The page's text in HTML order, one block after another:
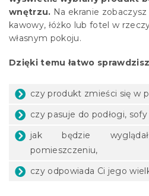
wnętrzu. Na ekranie
kawowy, łóżko lub fotel w
własnym pokoju.
Dzięki temu łatwo
czy produkt zmieści się w
czy pasuje do podłogi,
jak będzie
pomieszczeniu,
czy odpowiada Ci jego